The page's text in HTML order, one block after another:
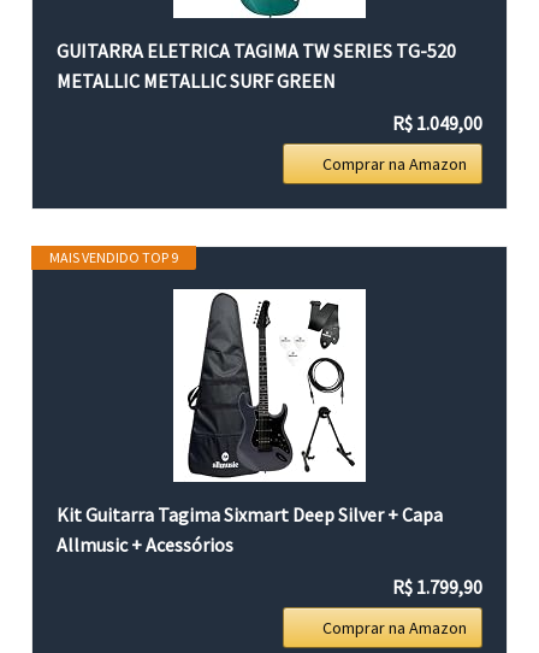
GUITARRA ELETRICA TAGIMA TW SERIES TG-520
METALLIC METALLIC SURF GREEN
R$ 1.049,00
Comprar na Amazon
MAIS VENDIDO TOP 9
Kit Guitarra Tagima Sixmart Deep Silver + Capa
Allmusic + Acessórios
R$ 1.799,90
Comprar na Amazon